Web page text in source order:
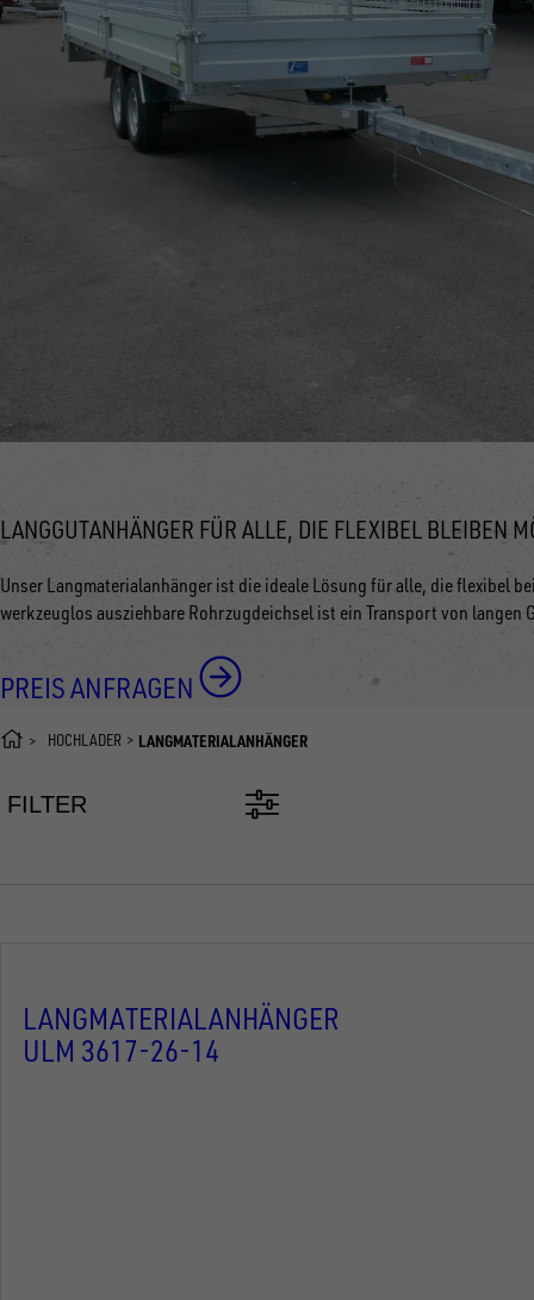
LANGGUTANHÄNGER FÜR ALLE, DIE FLEXIBEL BLEIBEN
Unser Langmaterialanhänger ist die ideale Lösung für alle, die flexibel
werkzeuglos ausziehbare Rohrzugdeichsel ist ein Transport von langen
PREIS ANFRAGEN
HOCHLADER LANGMATERIALANHÄNGER
FILTER
LANGMATERIALANHÄNGER
ULM 3617-26-14